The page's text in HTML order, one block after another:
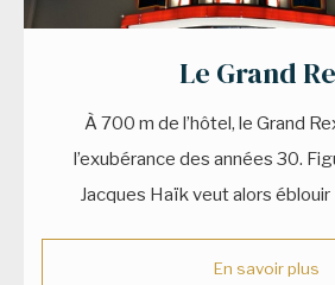
Le Grand
À 700 m de l’hôtel, le Grand
l’exubérance des années 30.
Jacques Haïk veut alors
En savoir plus